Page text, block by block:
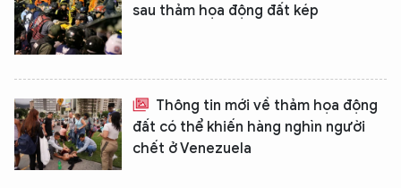
sau thảm họa động đất kép
Thông tin mới về thảm họa động
đất có thể khiến hàng nghìn người
chết ở Venezuela